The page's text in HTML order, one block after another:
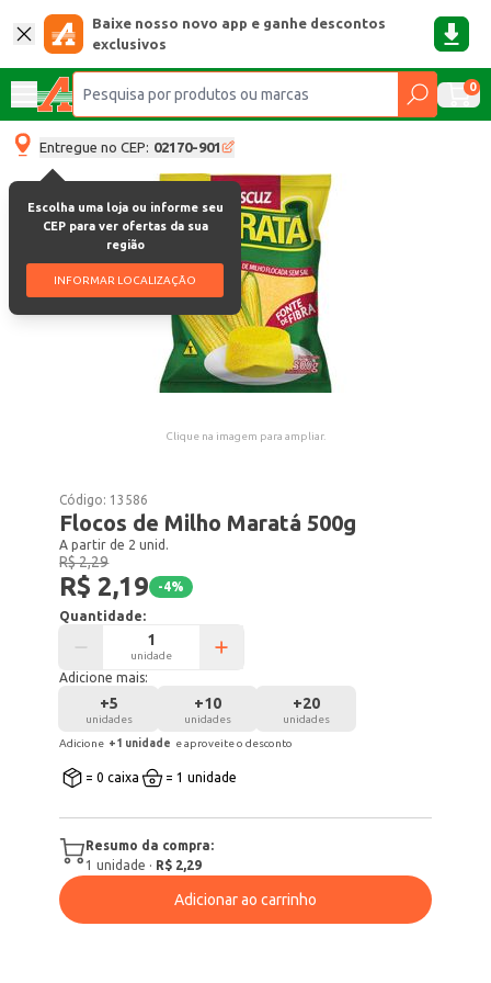
Baixe nosso novo app e ganhe descontos
exclusivos
0
Entregue no CEP: 02170-901
Escolha uma loja ou informe seu
CEP para ver ofertas da sua
região
INFORMAR LOCALIZAÇÃO
Clique na imagem para ampliar.
Código: 13586
Flocos de Milho Maratá 500g
A partir de 2 unid.
R$ 2,29
R$ 2,19 -4%
Quantidade:
unidade
Adicione mais:
+5
unidades
+10
unidades
+20
unidades
Adicione +1 unidade e aproveite o desconto
= 0 caixa = 1 unidade
Resumo da compra:
1 unidade · R$ 2,29
Adicionar ao carrinho